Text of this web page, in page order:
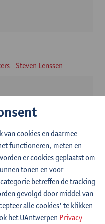
Steven Lenssen
Cornelis
Kris Annaert
Fabri
van cookies en daarmee
functioneren, meten en
er cookies geplaatst om
tonen en voor
betreffen de tracking
gevolgd door middel van
alle cookies' te klikken
het UAntwerpen Privacy